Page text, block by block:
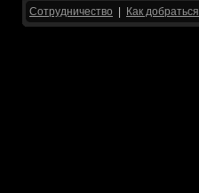
Сотрудничество Как добраться